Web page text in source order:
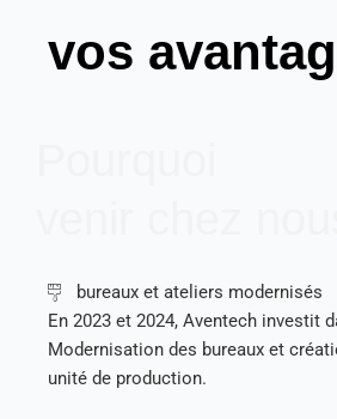
vos
bureaux et ateliers modernisés
En 2023 et 2024, Aventech investit
Modernisation des bureaux et
unité de production.